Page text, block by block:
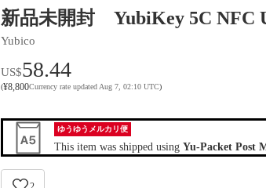
新品未開封 YubiKey 5C NFC
Yubico
US$58.44
(¥8,800Currency rate updated Aug 7, 02:10 UTC)
ゆうゆうメルカリ便
This item was shipped using Yu-Packet Post